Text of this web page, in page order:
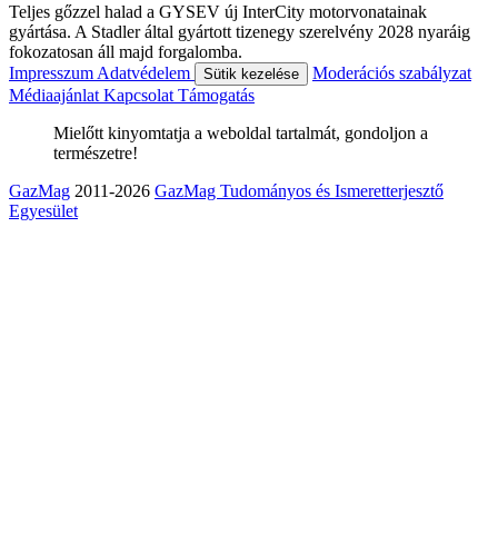
Teljes gőzzel halad a GYSEV új InterCity motorvonatainak
gyártása. A Stadler által gyártott tizenegy szerelvény 2028 nyaráig
fokozatosan áll majd forgalomba.
Impresszum Adatvédelem Sütik kezelése
Moderációs szabályzat
Médiaajánlat Kapcsolat Támogatás
Mielőtt kinyomtatja a weboldal tartalmát, gondoljon a
természetre!
GazMag 2011-2026 GazMag Tudományos és Ismeretterjesztő
Egyesület